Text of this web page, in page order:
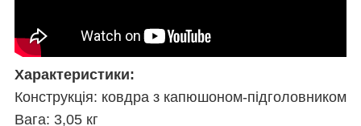
Характеристики:
Конструкція: ковдра з капюшоном-підголовником
Вага: 3,05 кг